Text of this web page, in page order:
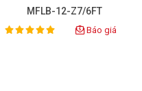
MFLB-12-Z7/6FT
Rating:
100% Báo giá